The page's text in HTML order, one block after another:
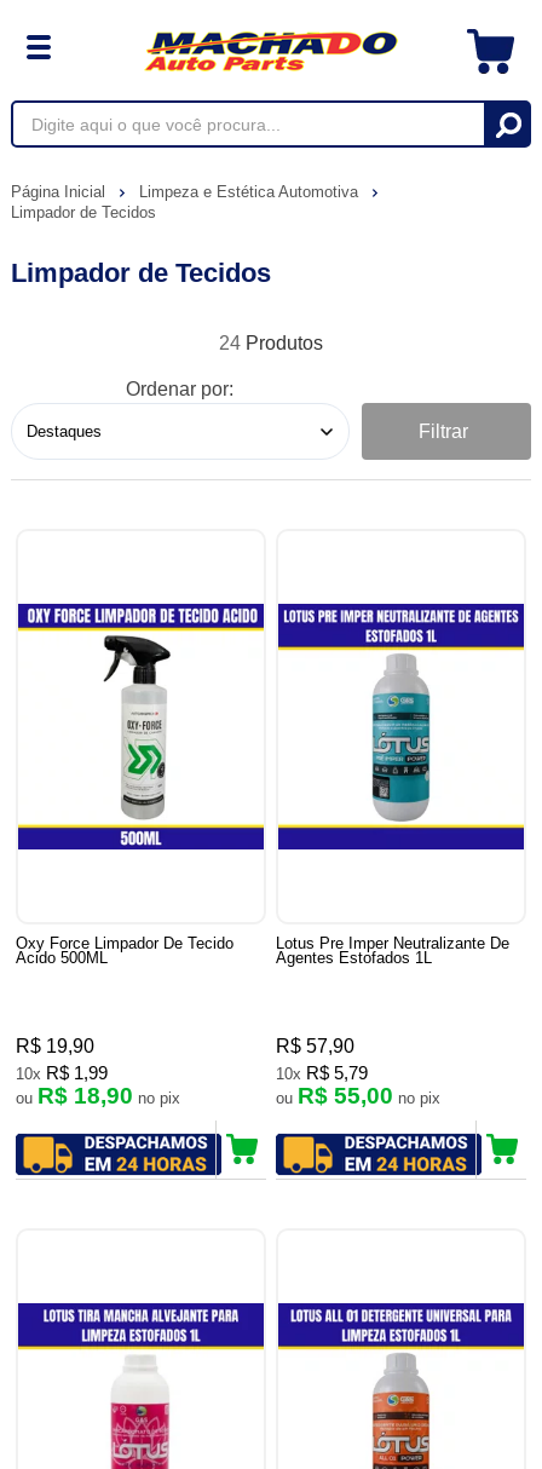
Página Inicial
Limpeza e Estética Automotiva
Limpador de Tecidos
Limpador de Tecidos
24
Ordenar por:
Filtrar
Oxy Force Limpador De Tecido
Acido 500ML
R$ 19,90
10x R$ 1,99
ou R$ 18,90 no pix
Lotus Pre Imper Neutralizante De
Agentes Estofados 1L
R$ 57,90
10x R$ 5,79
ou R$ 55,00 no pix